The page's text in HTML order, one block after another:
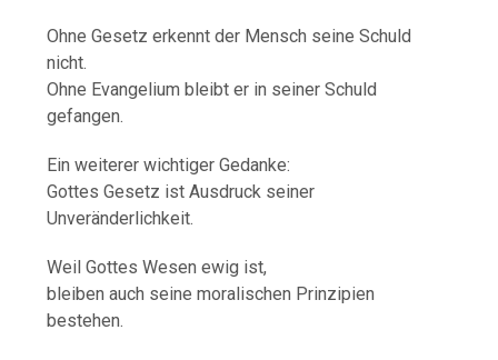
Ohne Gesetz erkennt der Mensch seine Schuld
nicht.
Ohne Evangelium bleibt er in seiner Schuld
gefangen.
Ein weiterer wichtiger Gedanke:
Gottes Gesetz ist Ausdruck seiner
Unveränderlichkeit.
Weil Gottes Wesen ewig ist,
bleiben auch seine moralischen Prinzipien
bestehen.